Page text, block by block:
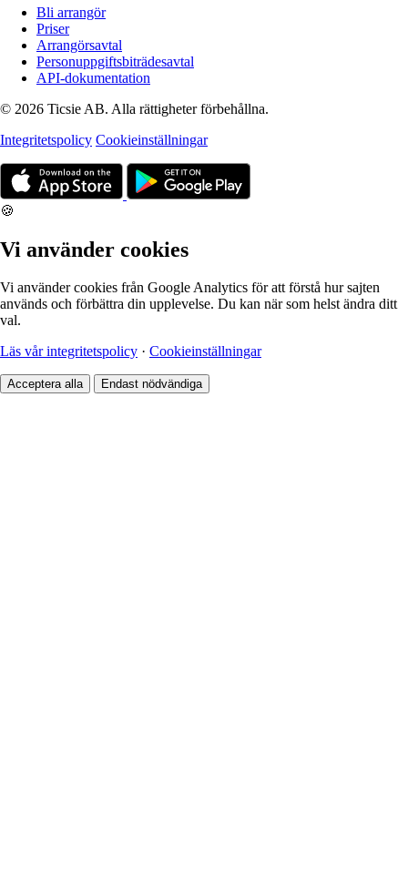
Bli arrangör
Priser
Arrangörsavtal
Personuppgiftsbiträdesavtal
API-dokumentation
© 2026 Ticsie AB. Alla rättigheter förbehållna.
Integritetspolicy Cookieinställningar
🍪
Vi använder cookies
Vi använder cookies från Google Analytics för att förstå hur sajten
används och förbättra din upplevelse. Du kan när som helst ändra ditt
val.
Läs vår integritetspolicy · Cookieinställningar
Acceptera alla Endast nödvändiga